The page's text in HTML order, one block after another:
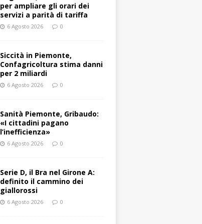
per ampliare gli orari dei
servizi a parità di tariffa
6 Agosto 2026 0
Siccità in Piemonte,
Confagricoltura stima danni
per 2 miliardi
6 Agosto 2026 0
Sanità Piemonte, Gribaudo:
«I cittadini pagano
l’inefficienza»
6 Agosto 2026 0
Serie D, il Bra nel Girone A:
definito il cammino dei
giallorossi
6 Agosto 2026 0